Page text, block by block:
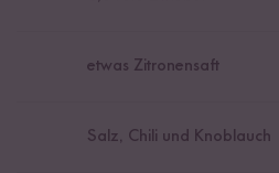
etwas Zitronensaft
Salz, Chili und Knoblauch